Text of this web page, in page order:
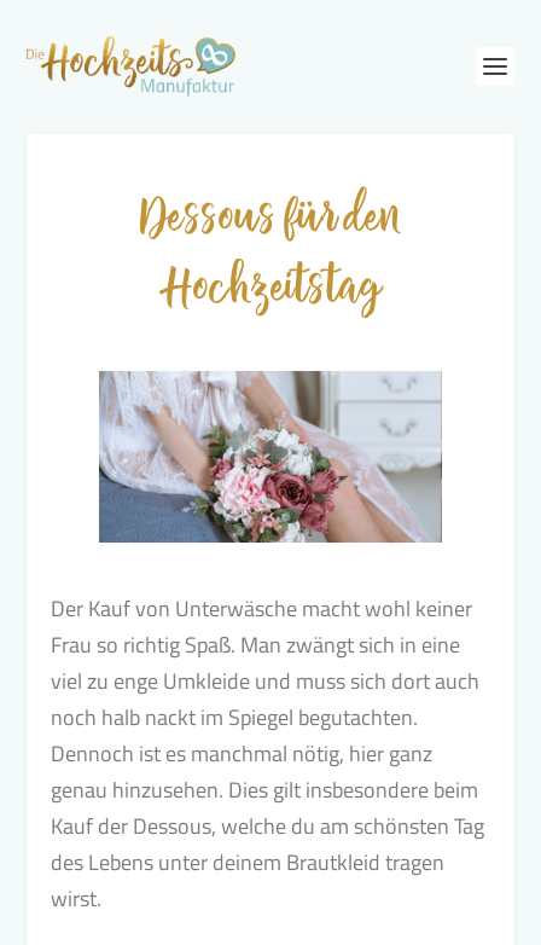
Dessous für den
Hochzeitstag
Der Kauf von Unterwäsche macht wohl keiner
Frau so richtig Spaß. Man zwängt sich in eine
viel zu enge Umkleide und muss sich dort auch
noch halb nackt im Spiegel begutachten.
Dennoch ist es manchmal nötig, hier ganz
genau hinzusehen. Dies gilt insbesondere beim
Kauf der Dessous, welche du am schönsten Tag
des Lebens unter deinem Brautkleid tragen
wirst.